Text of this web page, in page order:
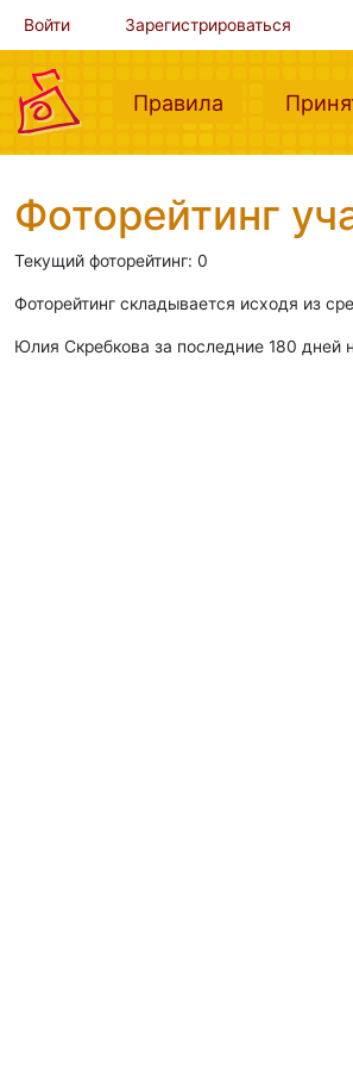
Войти Зарегистрироваться
Правила (current)
Фоторейтинг
Текущий фоторейтинг: 0
Фоторейтинг складывается исходя из
Юлия Скребкова за последние 180 дней